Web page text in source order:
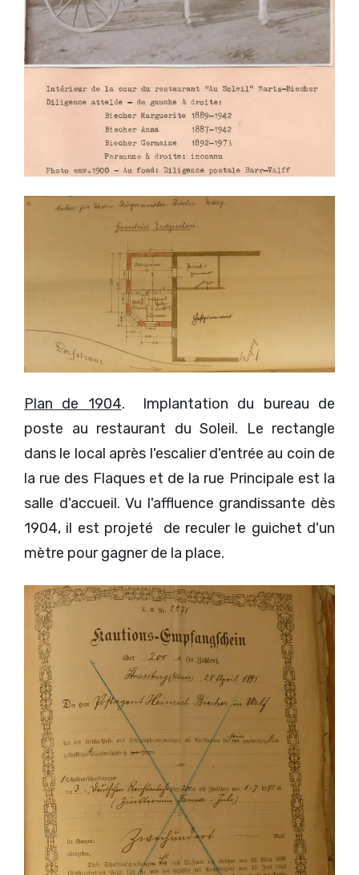
Plan de 1904. Implantation du bureau de
poste au restaurant du Soleil. Le rectangle
dans le local après l'escalier d'entrée au coin de
la rue des Flaques et de la rue Principale est la
salle d'accueil. Vu l'affluence grandissante dès
1904, il est projeté de reculer le guichet d'un
mètre pour gagner de la place.